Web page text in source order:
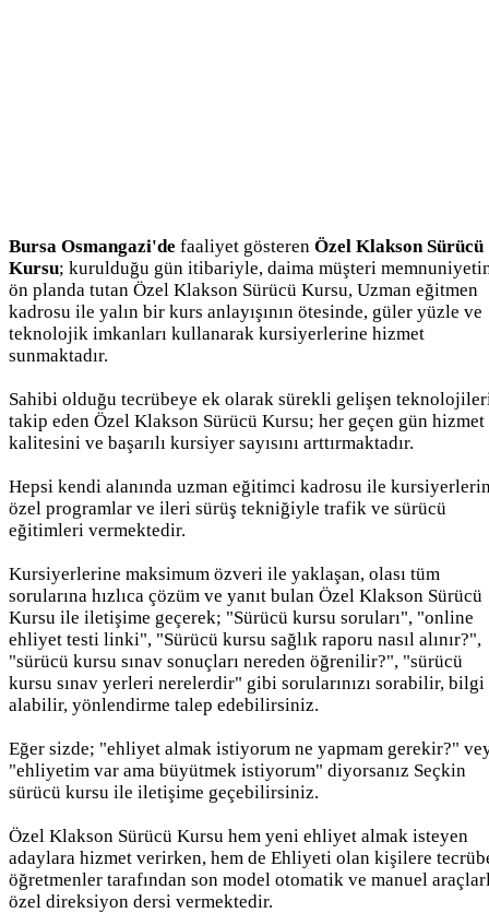
Bursa Osmangazi'de faaliyet gösteren Özel Klakson Sürücü
Kursu; kurulduğu gün itibariyle, daima müşteri
ön planda tutan Özel Klakson Sürücü Kursu, Uzman eğitmen
kadrosu ile yalın bir kurs anlayışının ötesinde, güler yüzle ve
teknolojik imkanları kullanarak kursiyerlerine hizmet
sunmaktadır.
Sahibi olduğu tecrübeye ek olarak sürekli gelişen
takip eden Özel Klakson Sürücü Kursu; her geçen gün hizmet
kalitesini ve başarılı kursiyer sayısını arttırmaktadır.
Hepsi kendi alanında uzman eğitimci kadrosu ile
özel programlar ve ileri sürüş tekniğiyle trafik ve sürücü
eğitimleri vermektedir.
Kursiyerlerine maksimum özveri ile yaklaşan, olası tüm
sorularına hızlıca çözüm ve yanıt bulan Özel Klakson Sürücü
Kursu ile iletişime geçerek; "Sürücü kursu soruları", "online
ehliyet testi linki", "Sürücü kursu sağlık raporu nasıl alınır?",
"sürücü kursu sınav sonuçları nereden öğrenilir?", "sürücü
kursu sınav yerleri nerelerdir" gibi sorularınızı sorabilir, bilgi
alabilir, yönlendirme talep edebilirsiniz.
Eğer sizde; "ehliyet almak istiyorum ne yapmam gerekir?"
"ehliyetim var ama büyütmek istiyorum" diyorsanız Seçkin
sürücü kursu ile iletişime geçebilirsiniz.
Özel Klakson Sürücü Kursu hem yeni ehliyet almak isteyen
adaylara hizmet verirken, hem de Ehliyeti olan kişilere
öğretmenler tarafından son model otomatik ve manuel
özel direksiyon dersi vermektedir.